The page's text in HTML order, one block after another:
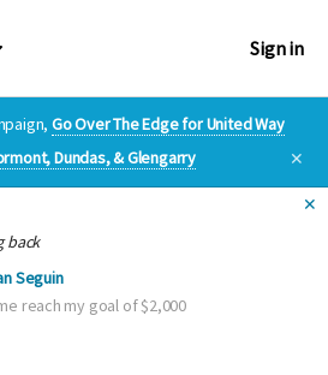
Sign in
Go Over The Edge for United Way
Dundas, & Glengarry
✕
✕
back
Seguin
reach my goal of $2,000